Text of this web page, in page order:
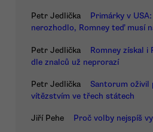
Petr Jedlička
Primárky v
nerozhodlo, Romney teď musí
Petr Jedlička
Romney získal i
dle znalců už neprorazí
Petr Jedlička
Santorum oživil
vítězstvím ve třech státech
Jiří Pehe Proč volby nejspíš